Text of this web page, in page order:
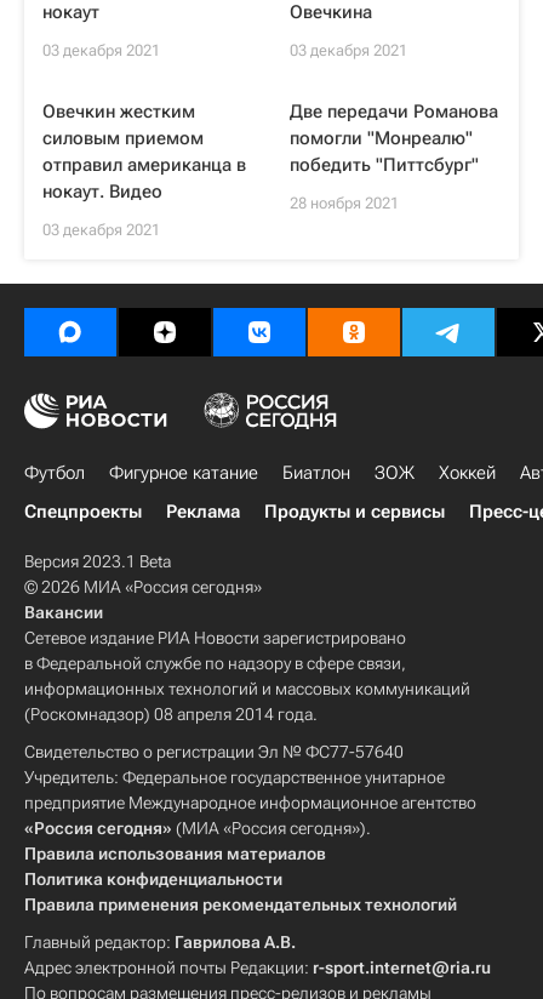
нокаут
03 декабря 2021
Овечкина
03 декабря 2021
Овечкин жестким
силовым приемом
отправил американца в
нокаут. Видео
03 декабря 2021
Две передачи Романова
помогли "Монреалю"
победить "Питтсбург"
28 ноября 2021
Футбол Фигурное катание Биатлон ЗОЖ Хоккей
Спецпроекты
Реклама Продукты и сервисы Пресс-
Версия 2023.1 Beta
© 2026 МИА «Россия сегодня»
Вакансии
Сетевое издание РИА Новости зарегистрировано
в Федеральной службе по надзору в сфере связи,
информационных технологий и массовых коммуникаций
(Роскомнадзор) 08 апреля 2014 года.
Свидетельство о регистрации Эл № ФС77-57640
Учредитель: Федеральное государственное унитарное
предприятие Международное информационное агентство
«Россия сегодня» (МИА «Россия сегодня»).
Правила использования материалов
Политика конфиденциальности
Правила применения рекомендательных технологий
Главный редактор: Гаврилова А.В.
Адрес электронной почты Редакции: r-sport.internet@ria.ru
По вопросам размещения пресс-релизов и рекламы